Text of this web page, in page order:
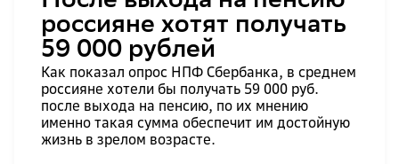
россияне хотят получать
59 000 рублей
Как показал опрос НПФ Сбербанка, в среднем
россияне хотели бы получать 59 000 руб.
после выхода на пенсию, по их мнению
именно такая сумма обеспечит им достойную
жизнь в зрелом возрасте.